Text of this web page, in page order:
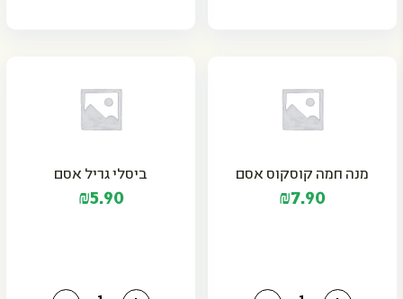
מנה חמה קוסקוס אסם
₪7.90
ביסלי גריל אסם
₪5.90